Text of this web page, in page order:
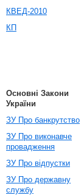
КВЕД-2010
КП
Основні Закони
України
ЗУ Про банкрутство
ЗУ Про виконавче
провадження
ЗУ Про відпустки
ЗУ Про державну
службу